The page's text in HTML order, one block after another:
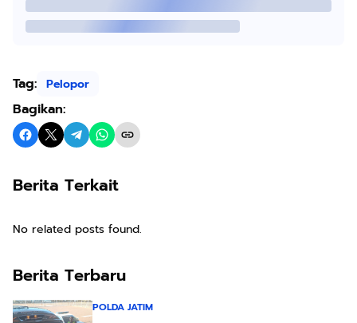
Tag: Pelopor
Bagikan:
Berita Terkait
No related posts found.
Berita Terbaru
POLDA JATIM